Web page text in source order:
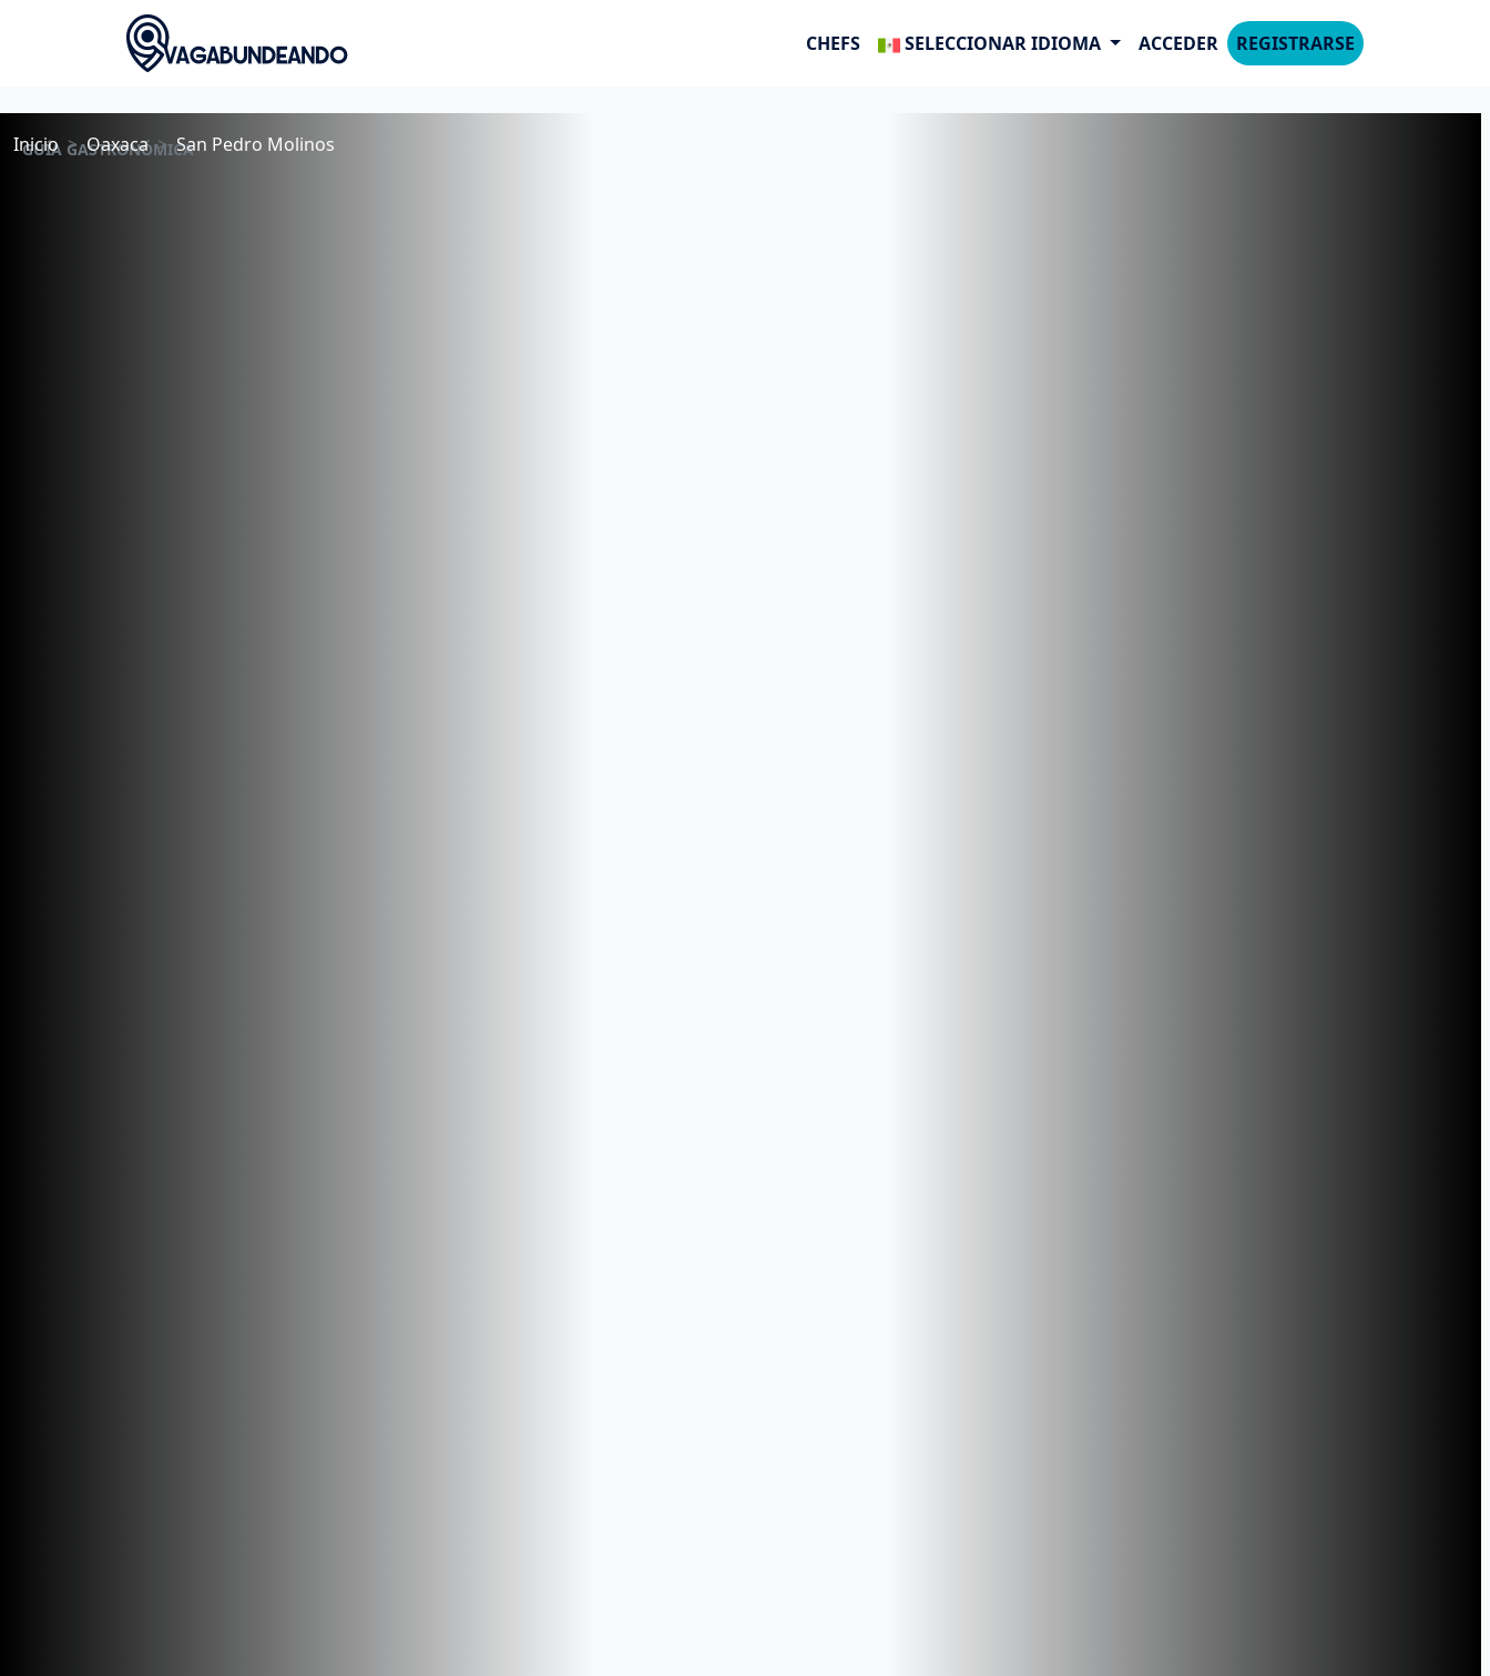
CHEFS SELECCIONAR IDIOMA ACCEDER REGISTRARSE
Inicio Oaxaca San Pedro Molinos
GUÍA GASTRONÓMICA